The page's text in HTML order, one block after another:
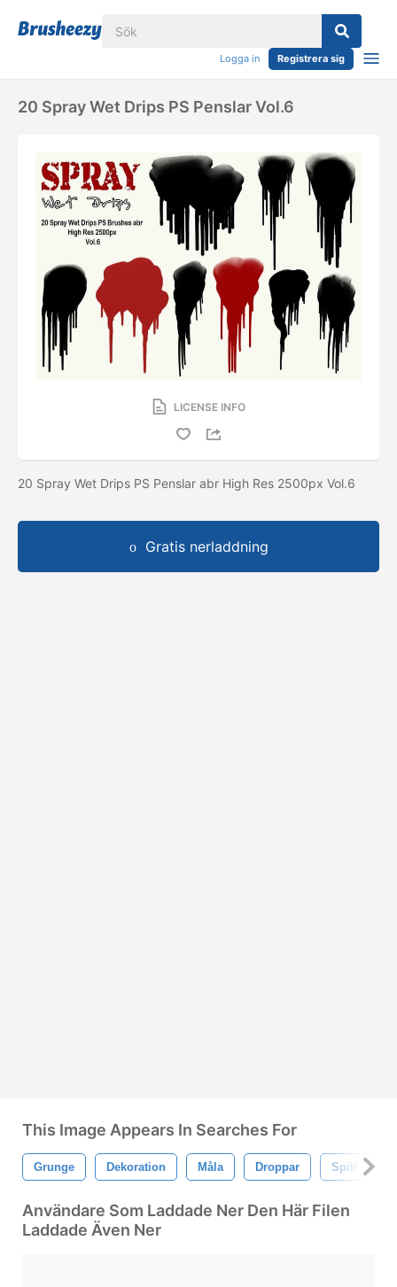
Logga in Registrera sig
20 Spray Wet Drips PS Penslar Vol.6
LICENSE INFO
20 Spray Wet Drips PS Penslar abr High Res 2500px Vol.6
Gratis nerladdning
This Image Appears In Searches For
Grunge Dekoration Måla Droppar Spill
Användare Som Laddade Ner Den Här Filen
Laddade Även Ner